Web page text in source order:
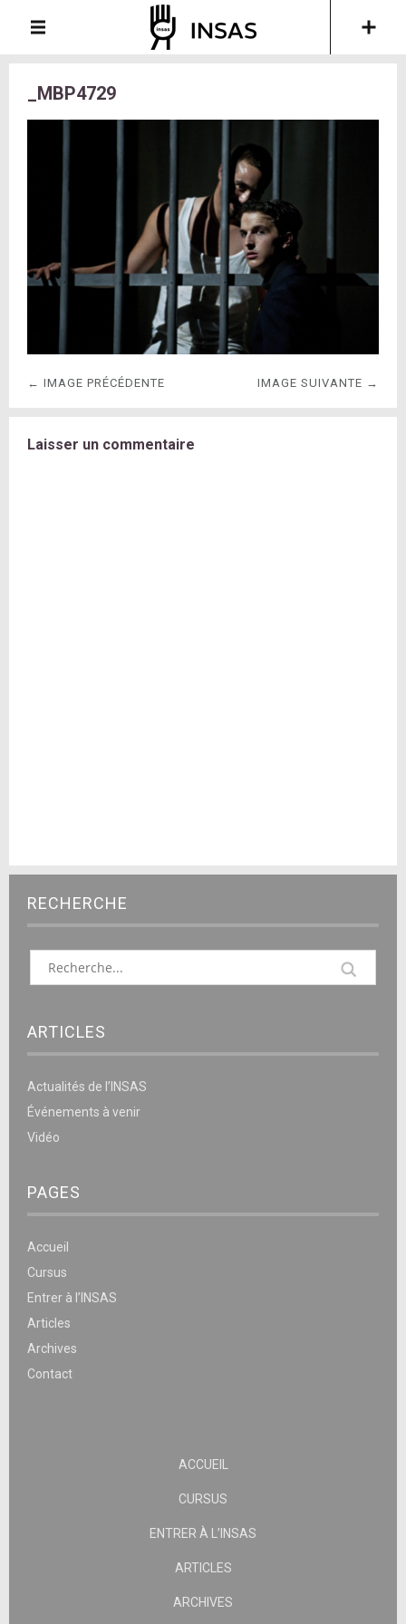
_MBP4729
← IMAGE PRÉCÉDENTE IMAGE SUIVANTE →
Laisser un commentaire
RECHERCHE
ARTICLES
Actualités de l’INSAS
Événements à venir
Vidéo
PAGES
Accueil
Cursus
Entrer à l’INSAS
Articles
Archives
Contact
ACCUEIL
CURSUS
ENTRER À L’INSAS
ARTICLES
ARCHIVES